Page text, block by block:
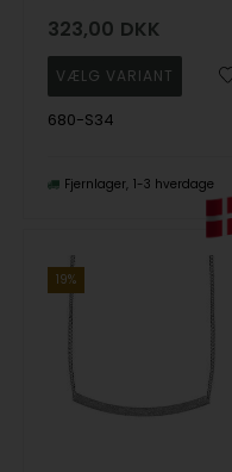
323,00 DKK
680-S34
Fjernlager 1-3 hverdage
19%